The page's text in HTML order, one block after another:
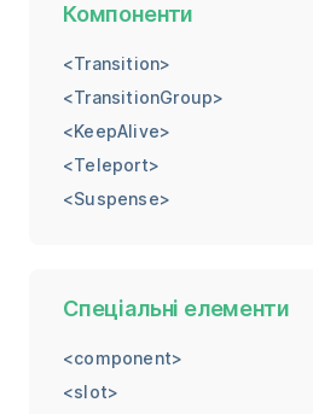
Компоненти
<Transition>
<TransitionGroup>
<KeepAlive>
<Teleport>
<Suspense>
Спеціальні елементи
<component>
<slot>